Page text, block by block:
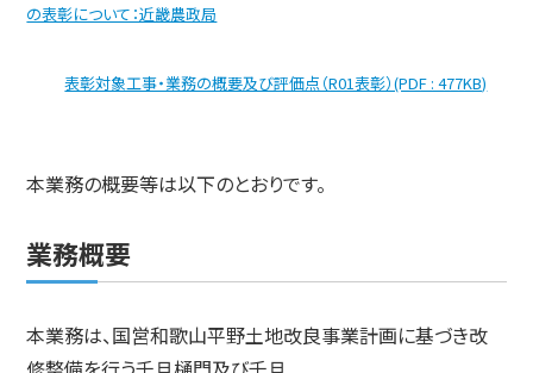
の表彰について：近畿農政局
表彰対象工事・業務の概要及び評価点（R01表彰）(PDF : 477KB)
本業務の概要等は以下のとおりです。
業務概要
本業務は、国営和歌山平野土地改良事業計画に基づき改